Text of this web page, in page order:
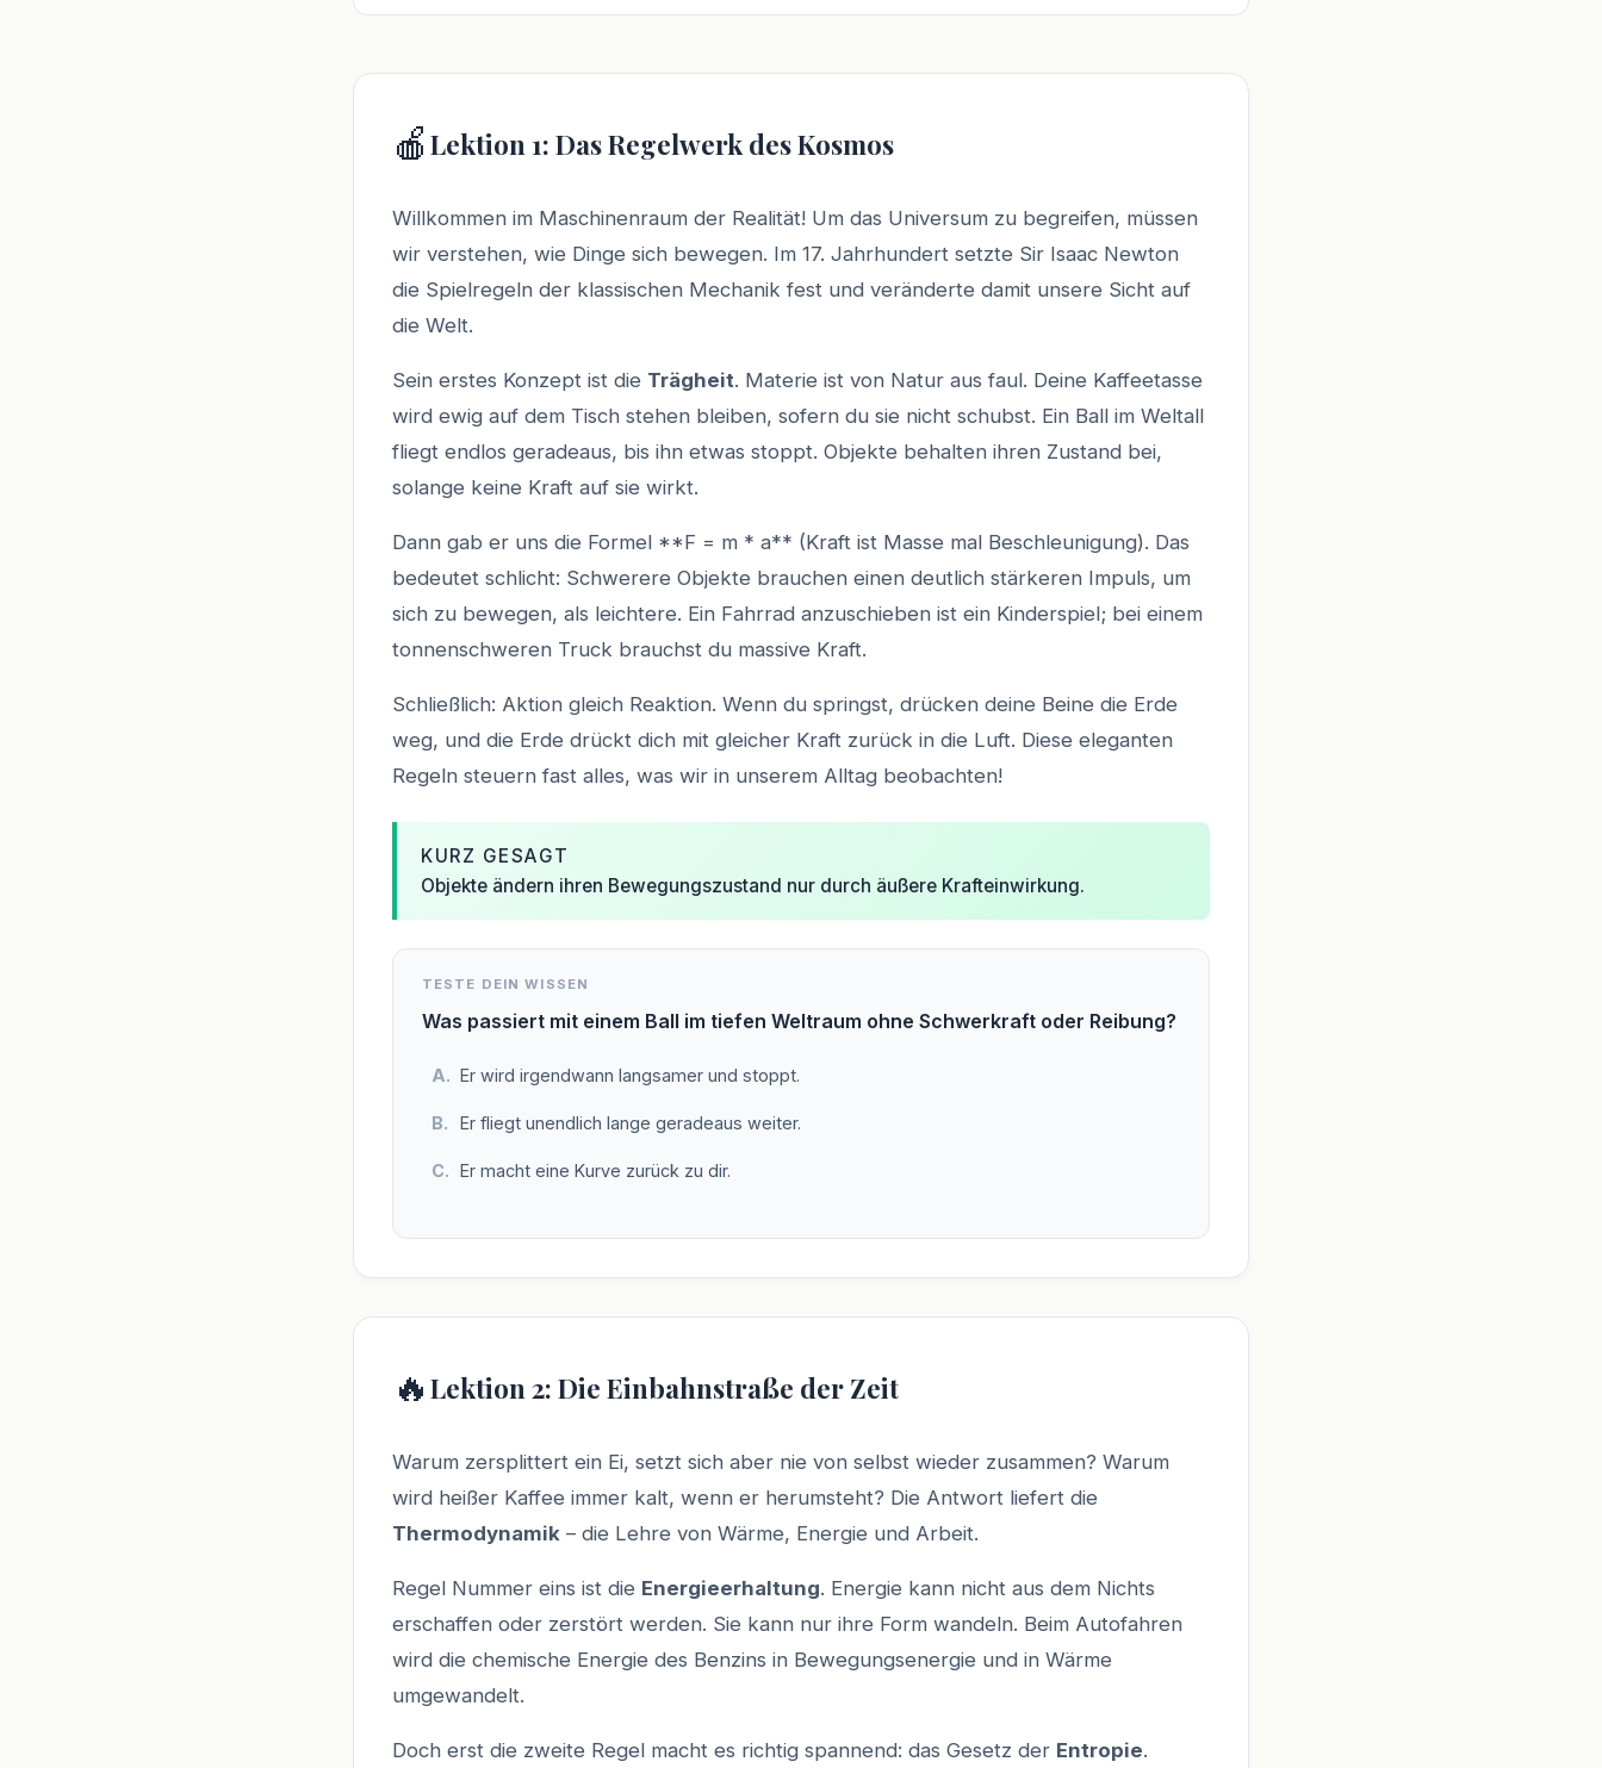
🍎 Lektion 1: Das Regelwerk des Kosmos
Willkommen im Maschinenraum der Realität! Um das Universum zu begreifen, müssen
wir verstehen, wie Dinge sich bewegen. Im 17. Jahrhundert setzte Sir Isaac Newton
die Spielregeln der klassischen Mechanik fest und veränderte damit unsere Sicht auf
die Welt.
Sein erstes Konzept ist die Trägheit. Materie ist von Natur aus faul. Deine Kaffeetasse
wird ewig auf dem Tisch stehen bleiben, sofern du sie nicht schubst. Ein Ball im Weltall
fliegt endlos geradeaus, bis ihn etwas stoppt. Objekte behalten ihren Zustand bei,
solange keine Kraft auf sie wirkt.
Dann gab er uns die Formel **F = m * a** (Kraft ist Masse mal Beschleunigung). Das
bedeutet schlicht: Schwerere Objekte brauchen einen deutlich stärkeren Impuls, um
sich zu bewegen, als leichtere. Ein Fahrrad anzuschieben ist ein Kinderspiel; bei einem
tonnenschweren Truck brauchst du massive Kraft.
Schließlich: Aktion gleich Reaktion. Wenn du springst, drücken deine Beine die Erde
weg, und die Erde drückt dich mit gleicher Kraft zurück in die Luft. Diese eleganten
Regeln steuern fast alles, was wir in unserem Alltag beobachten!
KURZ GESAGT
Objekte ändern ihren Bewegungszustand nur durch äußere Krafteinwirkung.
TESTE DEIN WISSEN
Was passiert mit einem Ball im tiefen Weltraum ohne Schwerkraft oder Reibung?
Er wird irgendwann langsamer und stoppt.
Er fliegt unendlich lange geradeaus weiter.
Er macht eine Kurve zurück zu dir.
🔥 Lektion 2: Die Einbahnstraße der Zeit
Warum zersplittert ein Ei, setzt sich aber nie von selbst wieder zusammen? Warum
wird heißer Kaffee immer kalt, wenn er herumsteht? Die Antwort liefert die
Thermodynamik – die Lehre von Wärme, Energie und Arbeit.
Regel Nummer eins ist die Energieerhaltung. Energie kann nicht aus dem Nichts
erschaffen oder zerstört werden. Sie kann nur ihre Form wandeln. Beim Autofahren
wird die chemische Energie des Benzins in Bewegungsenergie und in Wärme
umgewandelt.
Doch erst die zweite Regel macht es richtig spannend: das Gesetz der Entropie.